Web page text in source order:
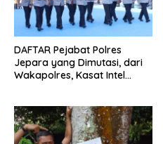
DAFTAR Pejabat Polres
Jepara yang Dimutasi, dari
Wakapolres, Kasat Intel